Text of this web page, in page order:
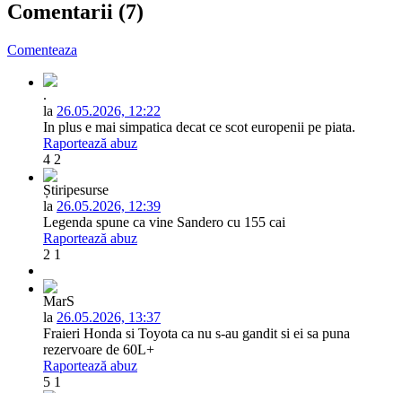
Comentarii (7)
Comenteaza
.
la 26.05.2026, 12:22
In plus e mai simpatica decat ce scot europenii pe piata.
Raportează abuz
4 2
Știripesurse
la 26.05.2026, 12:39
Legenda spune ca vine Sandero cu 155 cai
Raportează abuz
2 1
MarS
la 26.05.2026, 13:37
Fraieri Honda si Toyota ca nu s-au gandit si ei sa puna
rezervoare de 60L+
Raportează abuz
5 1